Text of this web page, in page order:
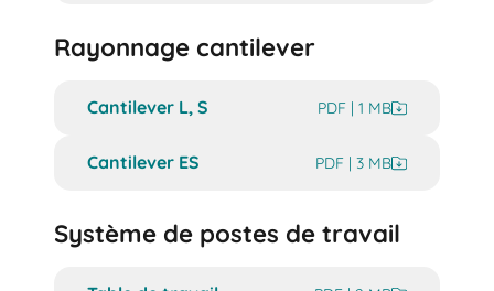
Rayonnage cantilever
Cantilever L, S PDF | 1 MB
Cantilever ES PDF | 3 MB
Système de postes de travail